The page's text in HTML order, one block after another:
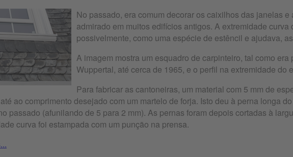
No passado, era comum decorar os caixilhos das janelas
admirado em muitos edifícios antigos. A extremidade
possivelmente, como uma espécie de estêncil e ajudava,
A imagem mostra um esquadro de carpinteiro, tal como
Wuppertal, até cerca de 1965, e o perfil na extremidade do
Para fabricar as cantoneiras, um material com 5 mm de
ao comprimento desejado com um martelo de forja. Isto deu à perna longa
passado (afunilando de 5 para 2 mm). As pernas foram depois cortadas à
curva foi estampada com um punção na prensa.